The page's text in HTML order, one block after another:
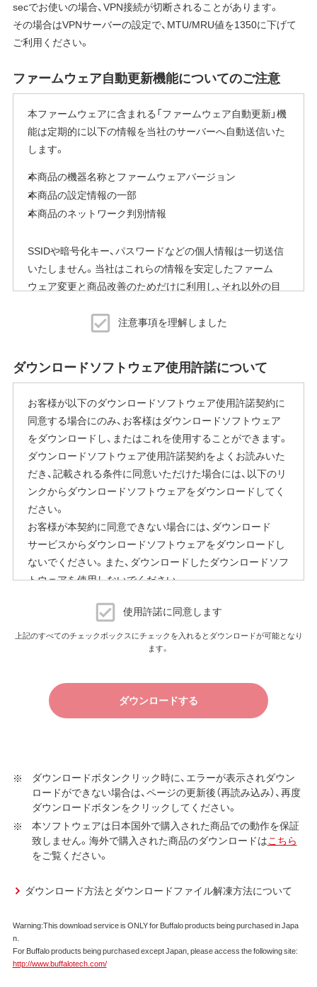
secでお使いの場合、VPN接続が切断されることがあります。
その場合はVPNサーバーの設定で、MTU/MRU値を1350に下げて
ご利用ください。
ファームウェア自動更新機能についてのご注意
本ファームウェアに含まれる「ファームウェア自動更新」機
能は定期的に以下の情報を当社のサーバーへ自動送信いた
します。
本商品の機器名称とファームウェアバージョン
本商品の設定情報の一部
本商品のネットワーク判別情報
SSIDや暗号化キー、パスワードなどの個人情報は一切送信
いたしません。当社はこれらの情報を安定したファーム
ウェア変更と商品改善のためだけに利用し、それ以外の目
※本機能を停止する方法
完了後すぐにエアステーション設定ツールから商品本体の
設定画面を表示していただき、[管理]-[ファームウェア更新]
内の「ファームウェア自動更新機能」で"自動更新をしな
い"に変更することで停止いただけます。
設定画面の表示方法の詳細は、本商品に同梱の取扱説明書
または、当社ホームページに掲載の「エアステーション設定
ガイド」をご覧ください。
本機能にはその他に下記の注意事項がございます。
ファームウェア自動更新中はインターネットに接続できな
くなります。
従量制課金契約の場合は、ファームウェアダウンロードに
よる通信費用や、パケット通信量の超過による速度制限が
注意事項を理解しました
ダウンロードソフトウェア使用許諾について
お客様が以下のダウンロードソフトウェア使用許諾契約に
同意する場合にのみ、お客様はダウンロードソフトウェア
をダウンロードし、またはこれを使用することができます。
ダウンロードソフトウェア使用許諾契約をよくお読みいた
だき、記載される条件に同意いただけた場合には、以下のリ
ンクからダウンロードソフトウェアをダウンロードしてく
ださい。
お客様が本契約に同意できない場合には、ダウンロード
サービスからダウンロードソフトウェアをダウンロードし
ないでください。また、ダウンロードしたダウンロードソフ
トウェアを使用しないでください。
ダウンロードソフトウェア使用許諾契約
（株）バッファロー（以下、弊社といいます）は、お客様がダウ
ンロードソフトウェア使用許諾契約（以下、本契約といいま
ます）について弊社が保証契約に基づく修理を実施する際
の条件である保証契約約款、およびそれに含まれるソフト
ウェア（以下、添付ソフトウェアといいます）の使用許諾契
ア（ユーティリティ・ファームウェア・ドライバなど）を含み
以下、本ソフトウェアといいます）の使用を許諾いたしま
す。
第1条 使用許諾
弊社は、本契約に規定する条件で、本ソフトウェアの
本ソフトウェアは、著作権法その他の無体財産権に関
本ソフトウェアは、本契約に規定される条件のもとで
使用許諾するものであり、販売されるものではなく、
使用許諾に同意します
上記のすべてのチェックボックスにチェックを入れるとダウンロードが可能となり
ます。
ダウンロードする
ダウンロードボタンクリック時に、エラーが表示されダウン
ロードができない場合は、ページの更新後（再読み込み）、再度
ダウンロードボタンをクリックしてください。
本ソフトウェアは日本国外で購入された商品での動作を保証
致しません。海外で購入された商品のダウンロードはこちら
をご覧ください。
ダウンロード方法とダウンロードファイル解凍方法について
Warning:This download service is ONLY for Buffalo products being purchased in Japa
n.
For Buffalo products being purchased except Japan, please access the following site:
http://www.buffalotech.com/